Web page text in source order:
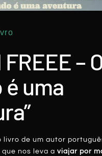
Del Diablo, A
Agosto, 2018
FREEE –
é uma
livro de um autor
que nos leva aviajar por